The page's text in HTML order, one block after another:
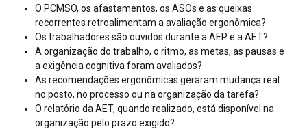
O PCMSO, os afastamentos, os ASOs e as queixas
recorrentes retroalimentam a avaliação ergonômica?
Os trabalhadores são ouvidos durante a AEP e a AET?
A organização do trabalho, o ritmo, as metas, as pausas e
a exigência cognitiva foram avaliados?
As recomendações ergonômicas geraram mudança real
no posto, no processo ou na organização da tarefa?
O relatório da AET, quando realizado, está disponível na
organização pelo prazo exigido?